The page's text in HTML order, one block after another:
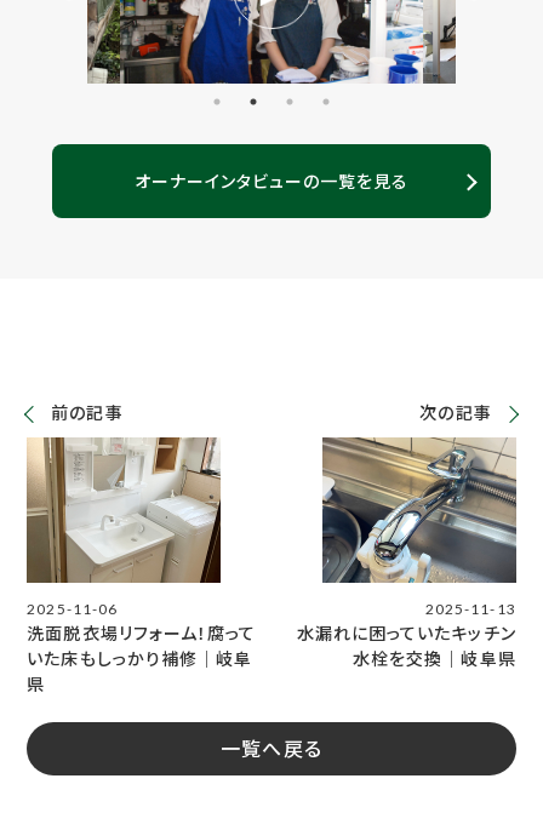
オーナーインタビューの一覧を見る
前の記事
2025-11-06
洗面脱衣場リフォーム！腐って
いた床もしっかり補修│岐阜
県
一覧へ戻る
次の記事
2025-11-13
水漏れに困っていたキッチン
水栓を交換｜岐阜県